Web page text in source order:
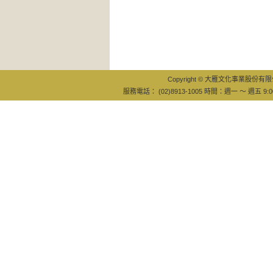
Copyright © 大雁文化事業股份有
服務電話： (02)8913-1005 時間：週一 ～ 週五